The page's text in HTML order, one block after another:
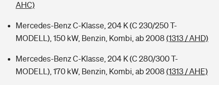
AHC)
Mercedes-Benz C-Klasse, 204 K (C 230/250 T-
MODELL), 150 kW, Benzin, Kombi, ab 2008 (1313 / AHD)
Mercedes-Benz C-Klasse, 204 K (C 280/300 T-
MODELL), 170 kW, Benzin, Kombi, ab 2008 (1313 / AHE)